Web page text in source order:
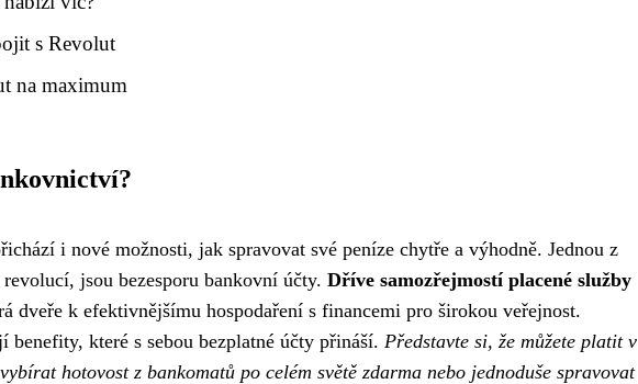
s Revolut
na maximum
i nové možnosti, jak spravovat své peníze chytře a výhodně. Jednou z
jsou bezesporu bankovní účty. Dříve samozřejmostí placené služby
dveře k efektivnějšímu hospodaření s financemi pro širokou veřejnost.
benefity, které s sebou bezplatné účty přináší. Představte si, že můžete platit v
hotovost z bankomatů po celém světě zdarma nebo jednoduše spravovat